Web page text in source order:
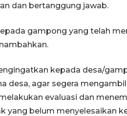
dan bertanggung jawab.
gampong yang telah
kepada desa/
desa, agar segera
evaluasi dan
yang belum menyelesaikan
2 Juni 2026 10:33